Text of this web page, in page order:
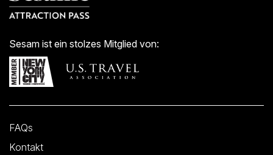
Sesam ist ein stolzes Mitglied von:
FAQs
Kontakt